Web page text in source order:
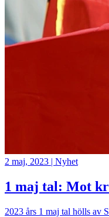
2 maj, 2023 | Nyhet
1 maj tal: Mot
2023 års 1 maj tal hölls av